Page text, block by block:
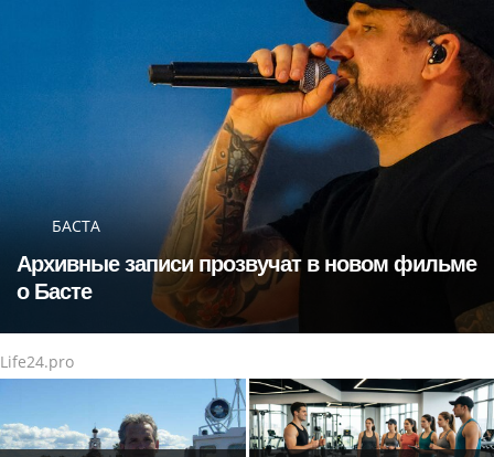
БАСТА
Архивные записи прозвучат в новом фильме
о Басте
Life24.pro